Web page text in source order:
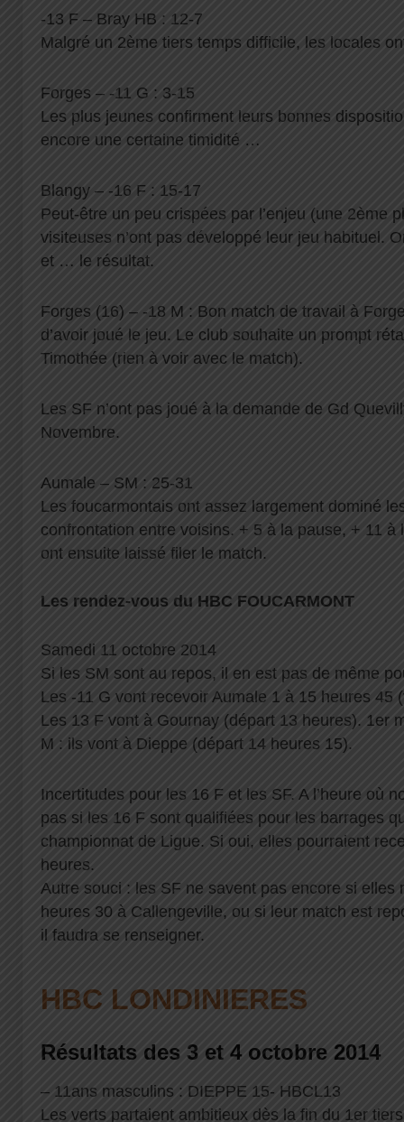
-13 F – Bray HB : 12-7
Malgré un 2ème tiers temps difficile, les locales
Forges – -11 G : 3-15
Les plus jeunes confirment leurs bonnes
encore une certaine timidité …
Blangy – -16 F : 15-17
Peut-être un peu crispées par l’enjeu (une 2ème
visiteuses n’ont pas développé leur jeu habituel.
et … le résultat.
Forges (16) – -18 M : Bon match de travail à
d’avoir joué le jeu. Le club souhaite un prompt
Timothée (rien à voir avec le match).
Les SF n’ont pas joué à la demande de Gd
Novembre.
Aumale – SM : 25-31
Les foucarmontais ont assez largement dominé
confrontation entre voisins. + 5 à la pause, + 11 à
ont ensuite laissé filer le match.
Les rendez-vous du HBC FOUCARMONT
Samedi 11 octobre 2014
Si les SM sont au repos, il en est pas de même
Les -11 G vont recevoir Aumale 1 à 15 heures 45
Les 13 F vont à Gournay (départ 13 heures). 1er
M : ils vont à Dieppe (départ 14 heures 15).
Incertitudes pour les 16 F et les SF. A l’heure où
pas si les 16 F sont qualifiées pour les barrages
championnat de Ligue. Si oui, elles pourraient
heures.
Autre souci : les SF ne savent pas encore si elles
heures 30 à Callengeville, ou si leur match est
il faudra se renseigner.
HBC LONDINIERES
Résultats des 3 et 4 octobre 2014
– 11ans masculins : DIEPPE 15- HBCL13
Les verts partaient ambitieux dès la fin du 1er